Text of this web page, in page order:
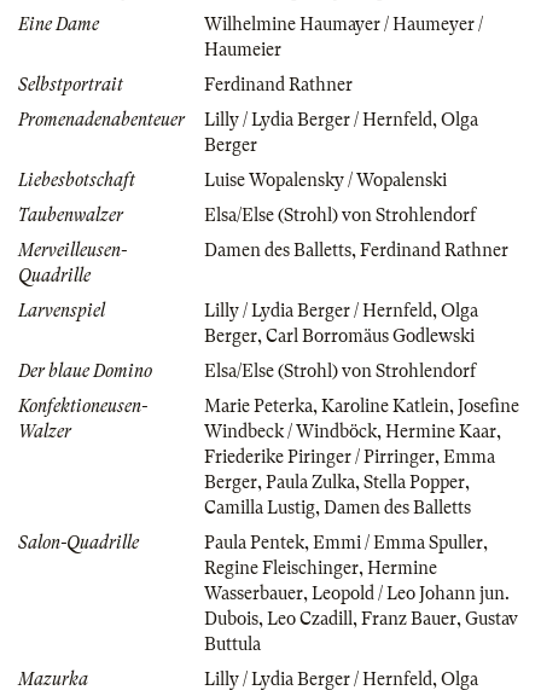
Eine Dame
Wilhelmine Haumayer / Haumeyer /
Haumeier
Selbstportrait
Ferdinand Rathner
Promenadenabenteuer
Lilly / Lydia Berger / Hernfeld, Olga
Berger
Liebesbotschaft
Luise Wopalensky / Wopalenski
Taubenwalzer
Elsa/Else (Strohl) von Strohlendorf
Merveilleusen-
Quadrille
Damen des Balletts, Ferdinand Rathner
Larvenspiel Lilly / Lydia Berger / Hernfeld, Olga
Berger, Carl Borromäus Godlewski
Der blaue Domino
Elsa/Else (Strohl) von Strohlendorf
Konfektioneusen-
Walzer
Marie Peterka, Karoline Katlein, Josefine
Windbeck / Windböck, Hermine Kaar,
Friederike Piringer / Pirringer, Emma
Berger, Paula Zulka, Stella Popper,
Camilla Lustig, Damen des Balletts
Salon-Quadrille
Paula Pentek, Emmi / Emma Spuller,
Regine Fleischinger, Hermine
Wasserbauer, Leopold / Leo Johann jun.
Dubois, Leo Czadill , Franz Bauer, Gustav
Buttula
Mazurka
Lilly / Lydia Berger / Hernfeld, Olga